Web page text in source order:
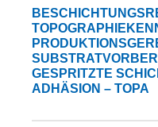
GESPRITZTE
ADHÄSION – TOPA